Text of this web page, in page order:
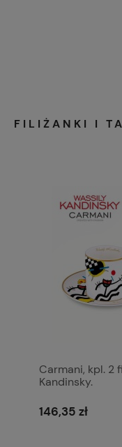
FILIŻANKI I
Carmani, kpl. 2
Kandinsky.
146,35 zł